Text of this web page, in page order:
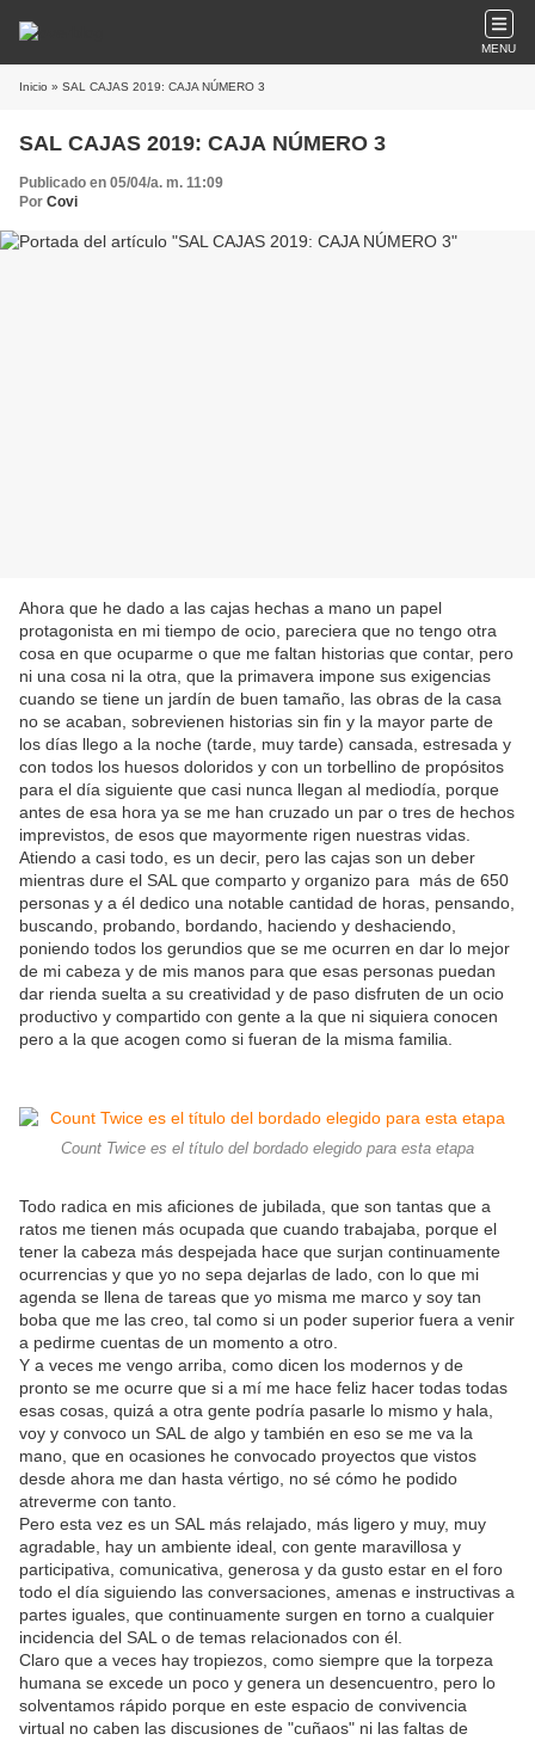
MENU
Inicio » SAL CAJAS 2019: CAJA NÚMERO 3
SAL CAJAS 2019: CAJA NÚMERO 3
Publicado en 05/04/a. m. 11:09
Por Covi
Ahora que he dado a las cajas hechas a mano un papel
protagonista en mi tiempo de ocio, pareciera que no tengo otra
cosa en que ocuparme o que me faltan historias que contar, pero
ni una cosa ni la otra, que la primavera impone sus exigencias
cuando se tiene un jardín de buen tamaño, las obras de la casa
no se acaban, sobrevienen historias sin fin y la mayor parte de
los días llego a la noche (tarde, muy tarde) cansada, estresada y
con todos los huesos doloridos y con un torbellino de propósitos
para el día siguiente que casi nunca llegan al mediodía, porque
antes de esa hora ya se me han cruzado un par o tres de hechos
imprevistos, de esos que mayormente rigen nuestras vidas.
Atiendo a casi todo, es un decir, pero las cajas son un deber
mientras dure el SAL que comparto y organizo para más de 650
personas y a él dedico una notable cantidad de horas, pensando,
buscando, probando, bordando, haciendo y deshaciendo,
poniendo todos los gerundios que se me ocurren en dar lo mejor
de mi cabeza y de mis manos para que esas personas puedan
dar rienda suelta a su creatividad y de paso disfruten de un ocio
productivo y compartido con gente a la que ni siquiera conocen
pero a la que acogen como si fueran de la misma familia.
Count Twice es el título del bordado elegido para esta etapa
Todo radica en mis aficiones de jubilada, que son tantas que a
ratos me tienen más ocupada que cuando trabajaba, porque el
tener la cabeza más despejada hace que surjan continuamente
ocurrencias y que yo no sepa dejarlas de lado, con lo que mi
agenda se llena de tareas que yo misma me marco y soy tan
boba que me las creo, tal como si un poder superior fuera a venir
a pedirme cuentas de un momento a otro.
Y a veces me vengo arriba, como dicen los modernos y de
pronto se me ocurre que si a mí me hace feliz hacer todas todas
esas cosas, quizá a otra gente podría pasarle lo mismo y hala,
voy y convoco un SAL de algo y también en eso se me va la
mano, que en ocasiones he convocado proyectos que vistos
desde ahora me dan hasta vértigo, no sé cómo he podido
atreverme con tanto.
Pero esta vez es un SAL más relajado, más ligero y muy, muy
agradable, hay un ambiente ideal, con gente maravillosa y
participativa, comunicativa, generosa y da gusto estar en el foro
todo el día siguiendo las conversaciones, amenas e instructivas a
partes iguales, que continuamente surgen en torno a cualquier
incidencia del SAL o de temas relacionados con él.
Claro que a veces hay tropiezos, como siempre que la torpeza
humana se excede un poco y genera un desencuentro, pero lo
solventamos rápido porque en este espacio de convivencia
virtual no caben las discusiones de "cuñaos" ni las faltas de